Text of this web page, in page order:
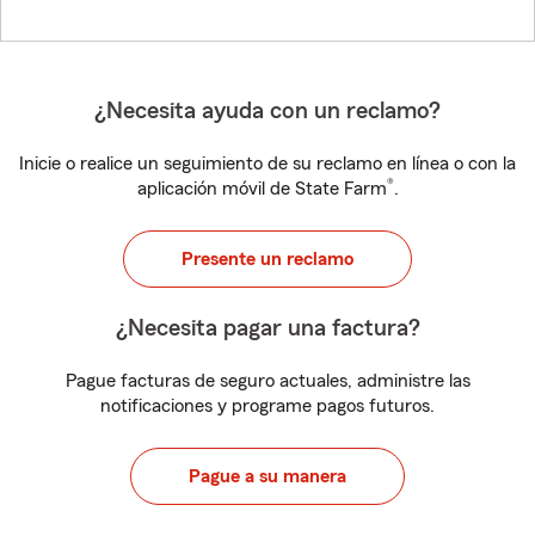
¿Necesita ayuda con un reclamo?
Inicie o realice un seguimiento de su reclamo en línea o con la
aplicación móvil de State Farm®.
Presente un reclamo
¿Necesita pagar una factura?
Pague facturas de seguro actuales, administre las
notificaciones y programe pagos futuros.
Pague a su manera